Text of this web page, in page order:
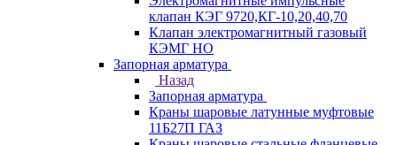
клапан КЭГ 9720,КГ-10,20,40,70
Клапан электромагнитный газовый
КЭМГ НО
Запорная арматура
Назад
Запорная арматура
Краны шаровые латунные муфтовые
11Б27П ГАЗ